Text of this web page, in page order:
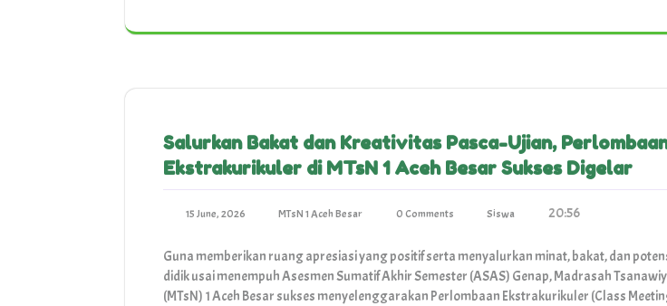
Salurkan Bakat dan Kreativitas Pasca-Ujian,
Ekstrakurikuler di MTsN 1 Aceh Besar Sukses Digelar
15 June, 2026 MTsN 1 Aceh Besar 0 Comments Siswa 20:56
Guna memberikan ruang apresiasi yang positif serta menyalurkan minat, bakat, dan
didik usai menempuh Asesmen Sumatif Akhir Semester (ASAS) Genap, Madrasah
(MTsN) 1 Aceh Besar sukses menyelenggarakan Perlombaan Ekstrakurikuler (Class